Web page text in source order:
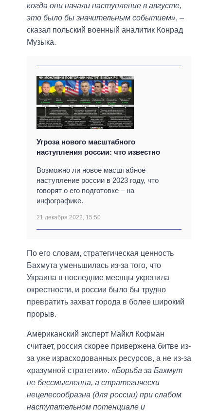
когда они начали наступление в августе,
это было бы значительным событием», –
сказал польский военный аналитик Конрад
Музыка.
Угроза нового масштабного
наступления россии: что известно
Возможно ли новое масштабное
наступление россии в 2023 году, что
говорят о его подготовке – на
инфографике.
21 декабря 2022, 15:50
По его словам, стратегическая ценность
Бахмута уменьшилась из-за того, что
Украина в последние месяцы укрепила
окрестности, и россии было бы трудно
превратить захват города в более широкий
прорыв.
Американский эксперт Майкл Кофман
считает, россия скорее привержена битве из-
за уже израсходованных ресурсов, а не из-за
«разумной стратегии». «Борьба за Бахмут
не бессмысленна, а стратегически
нецелесообразна (для россии) при слабом
наступательном потенциале и